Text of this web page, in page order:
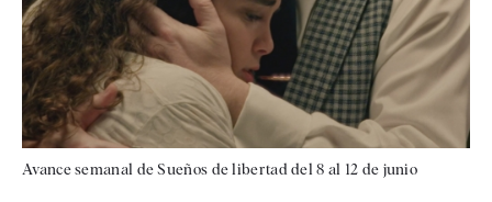
Avance semanal de Sueños de libertad del 8 al 12 de junio